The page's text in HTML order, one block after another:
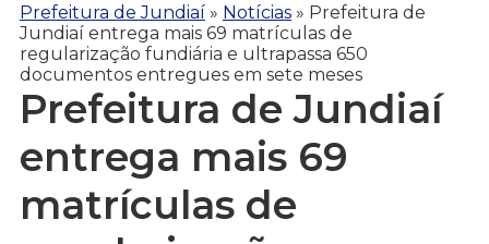
Prefeitura de Jundiaí » Notícias » Prefeitura de
Jundiaí entrega mais 69 matrículas de
regularização fundiária e ultrapassa 650
documentos entregues em sete meses
Prefeitura de Jundiaí
entrega mais 69
matrículas de